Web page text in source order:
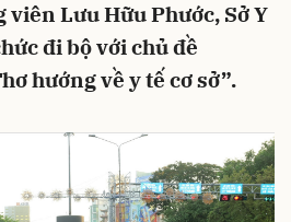
viên Lưu Hữu Phước, Sở Y
đi bộ với chủ đề
hướng về y tế cơ sở”.